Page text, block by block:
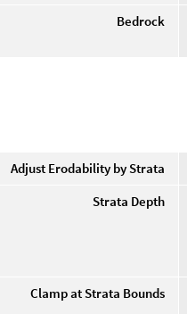
Bedrock
Adjust Erodability by Strata
Strata Depth
Clamp at Strata Bounds